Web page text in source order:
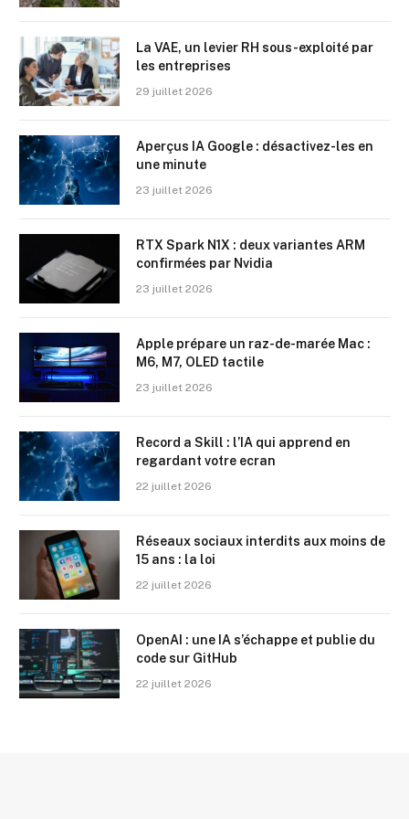
La VAE, un levier RH sous-exploité par
les entreprises
29 juillet 2026
Aperçus IA Google : désactivez-les en
une minute
23 juillet 2026
RTX Spark N1X : deux variantes ARM
confirmées par Nvidia
23 juillet 2026
Apple prépare un raz-de-marée Mac :
M6, M7, OLED tactile
23 juillet 2026
Record a Skill : l’IA qui apprend en
regardant votre ecran
22 juillet 2026
Réseaux sociaux interdits aux moins de
15 ans : la loi
22 juillet 2026
OpenAI : une IA s’échappe et publie du
code sur GitHub
22 juillet 2026